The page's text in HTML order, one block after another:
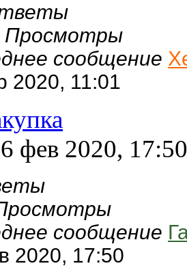
Просмотры
сообщение
2020, 11:01
фев 2020, 17:50
сообщение
2020, 17:50